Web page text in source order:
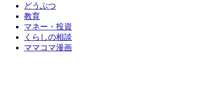
どうぶつ
教育
マネー・投資
くらしの相談
ママコマ漫画